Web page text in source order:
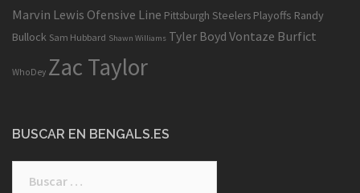
Marvin Lewis Ofensive Line Pittsburgh Steelers Playoffs Randy
Bullock Sam Hubbard Shawn Williams Tyler Boyd Vontaze Burfict
WhoDey Zac Taylor
BUSCAR EN BENGALS.ES